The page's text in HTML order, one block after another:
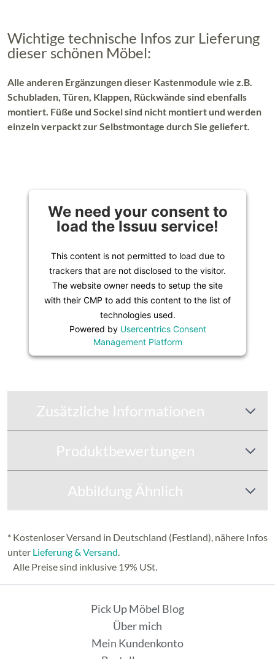
Wichtige technische Infos zur Lieferung
dieser schönen Möbel:
Alle anderen Ergänzungen dieser Kastenmodule wie z.B.
Schubladen, Türen, Klappen, Rückwände sind ebenfalls
montiert. Füße und Sockel sind nicht montiert und werden
einzeln verpackt zur Selbstmontage durch Sie geliefert.
We need your consent to
load the Issuu service!
This content is not permitted to load due to
trackers that are not disclosed to the visitor.
The website owner needs to setup the site
with their CMP to add this content to the list of
technologies used.
Powered by Usercentrics Consent
Management Platform
Zusätzliche Informationen
Produktbewertungen
Abbildung Ähnlich
* Kostenloser Versand in Deutschland (Festland), nähere Infos
unter Lieferung & Versand.
Alle Preise sind inklusive 19% USt.
Pick Up Möbel Blog
Über mich
Mein Kundenkonto